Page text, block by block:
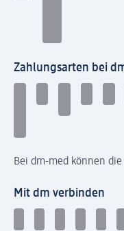
Zahlungsarten bei
Bei dm-med können
Mit dm verbinden